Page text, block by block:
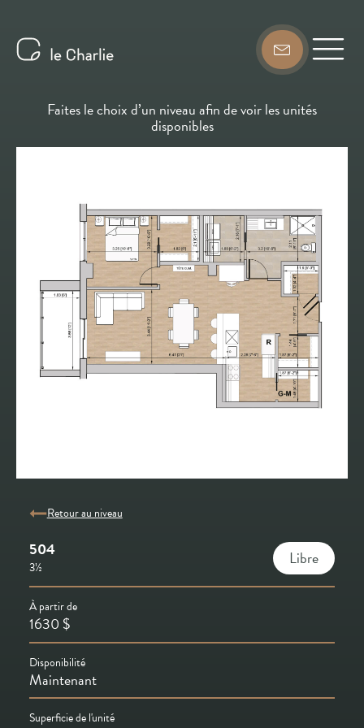
Faites le choix d’un niveau afin de voir les unités
disponibles
Retour au niveau
504
3½ Libre
À partir de
1630 $
Disponibilité
Maintenant
Superficie de l'unité